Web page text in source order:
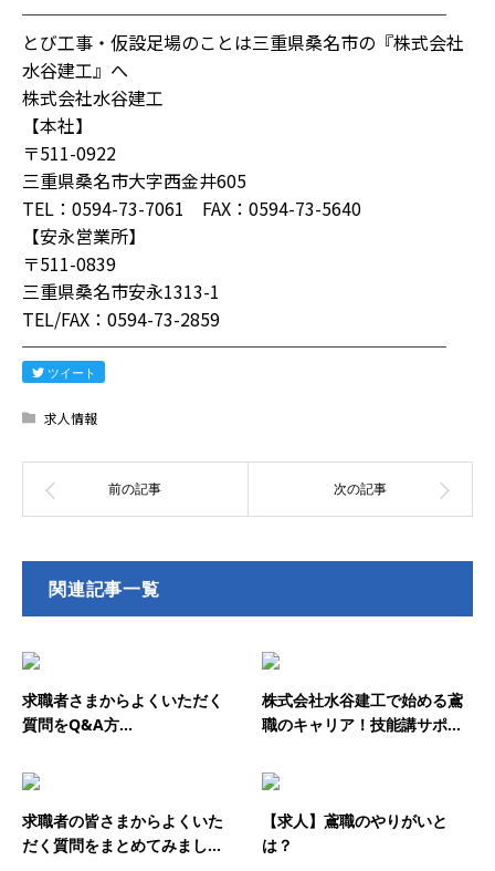
────────────────────────
とび工事・仮設足場のことは三重県桑名市の『株式会社
水谷建工』へ
株式会社水谷建工
【本社】
〒511-0922
三重県桑名市大字西金井605
TEL：0594-73-7061 FAX：0594-73-5640
【安永営業所】
〒511-0839
三重県桑名市安永1313-1
TEL/FAX：0594-73-2859
────────────────────────
ツイート
求人情報
関連記事一覧
求職者さまからよくいただく
質問をQ&A方...
株式会社水谷建工で始める鳶
職のキャリア！技能講サポ...
求職者の皆さまからよくいた
だく質問をまとめてみまし...
【求人】鳶職のやりがいと
は？